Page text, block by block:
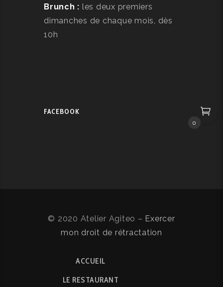
Brunch : les deux premiers
dimanches de chaque mois, dès
10h
FACEBOOK
© 2020 Atelier Agiteo – Exercer
mon droit de rétractation
ACCUEIL
LE RESTAURANT
0